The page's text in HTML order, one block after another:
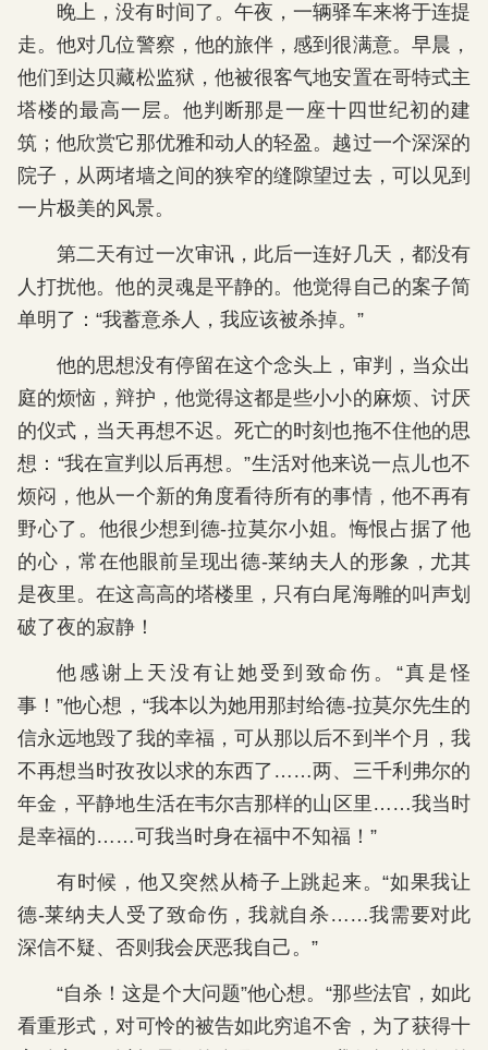
晚上，没有时间了。午夜，一辆驿车来将于连提
走。他对几位警察，他的旅伴，感到很满意。早晨，
他们到达贝藏松监狱，他被很客气地安置在哥特式主
塔楼的最高一层。他判断那是一座十四世纪初的建
筑；他欣赏它那优雅和动人的轻盈。越过一个深深的
院子，从两堵墙之间的狭窄的缝隙望过去，可以见到
一片极美的风景。
第二天有过一次审讯，此后一连好几天，都没有
人打扰他。他的灵魂是平静的。他觉得自己的案子简
单明了：“我蓄意杀人，我应该被杀掉。”
他的思想没有停留在这个念头上，审判，当众出
庭的烦恼，辩护，他觉得这都是些小小的麻烦、讨厌
的仪式，当天再想不迟。死亡的时刻也拖不住他的思
想：“我在宣判以后再想。”生活对他来说一点儿也不
烦闷，他从一个新的角度看待所有的事情，他不再有
野心了。他很少想到德-拉莫尔小姐。悔恨占据了他
的心，常在他眼前呈现出德-莱纳夫人的形象，尤其
是夜里。在这高高的塔楼里，只有白尾海雕的叫声划
破了夜的寂静！
他感谢上天没有让她受到致命伤。“真是怪
事！”他心想，“我本以为她用那封给德-拉莫尔先生的
信永远地毁了我的幸福，可从那以后不到半个月，我
不再想当时孜孜以求的东西了……两、三千利弗尔的
年金，平静地生活在韦尔吉那样的山区里……我当时
是幸福的……可我当时身在福中不知福！”
有时候，他又突然从椅子上跳起来。“如果我让
德-莱纳夫人受了致命伤，我就自杀……我需要对此
深信不疑、否则我会厌恶我自己。”
“自杀！这是个大问题”他心想。“那些法官，如此
看重形式，对可怜的被告如此穷追不舍，为了获得十